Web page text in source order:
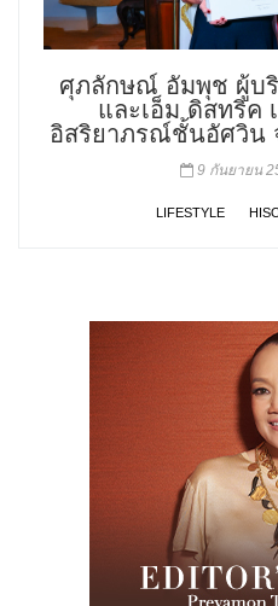
ศุภลักษณ์ อัมพุช ผู้บริ
และเอ็ม ดิสทริค
อิสริยาภรณ์ชั้นอัศวิน
9 กันยายน
LIFESTYLE